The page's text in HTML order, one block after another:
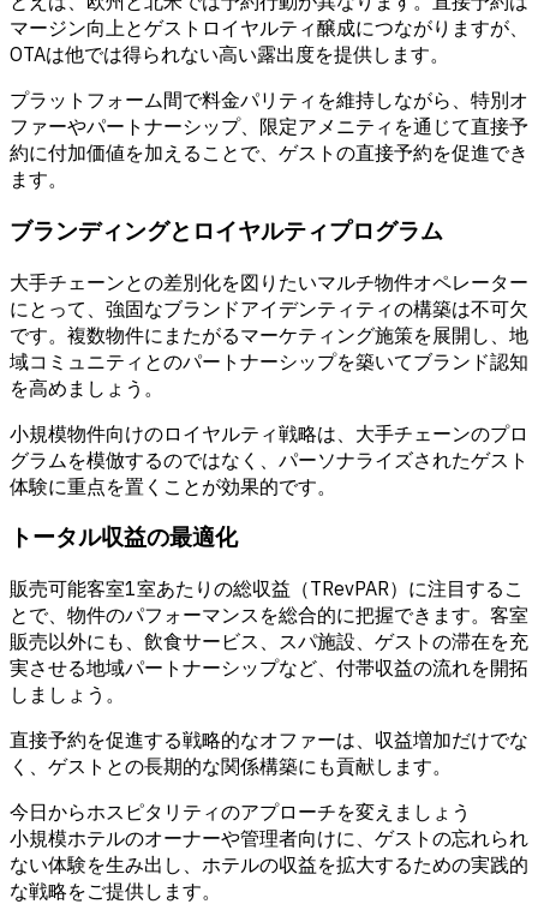
マージン向上とゲストロイヤルティ醸成につながりますが、
OTAは他では得られない高い露出度を提供します。
プラットフォーム間で料金パリティを維持しながら、特別オ
ファーやパートナーシップ、限定アメニティを通じて直接予
約に付加価値を加えることで、ゲストの直接予約を促進でき
ます。
ブランディングとロイヤルティプログラム
大手チェーンとの差別化を図りたいマルチ物件オペレーター
にとって、強固なブランドアイデンティティの構築は不可欠
です。複数物件にまたがるマーケティング施策を展開し、地
域コミュニティとのパートナーシップを築いてブランド認知
を高めましょう。
小規模物件向けのロイヤルティ戦略は、大手チェーンのプロ
グラムを模倣するのではなく、パーソナライズされたゲスト
体験に重点を置くことが効果的です。
トータル収益の最適化
販売可能客室1室あたりの総収益（TRevPAR）に注目するこ
とで、物件のパフォーマンスを総合的に把握できます。客室
販売以外にも、飲食サービス、スパ施設、ゲストの滞在を充
実させる地域パートナーシップなど、付帯収益の流れを開拓
しましょう。
直接予約を促進する戦略的なオファーは、収益増加だけでな
く、ゲストとの長期的な関係構築にも貢献します。
今日からホスピタリティのアプローチを変えましょう
小規模ホテルのオーナーや管理者向けに、ゲストの忘れられ
ない体験を生み出し、ホテルの収益を拡大するための実践的
な戦略をご提供します。